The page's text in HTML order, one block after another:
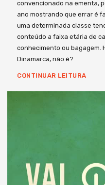
convencionado na ementa,
ano mostrando que errar é
uma determinada classe
conteúdo a faixa etária de
conhecimento ou bagagem.
Dinamarca, não é?
CONTINUAR LEITURA